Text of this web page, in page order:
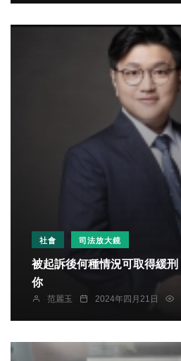
社會 司法放大鏡
被起訴後何種情況可取得緩刑 專家王平成律師告訴
你
范麗玉 2024年四月21日